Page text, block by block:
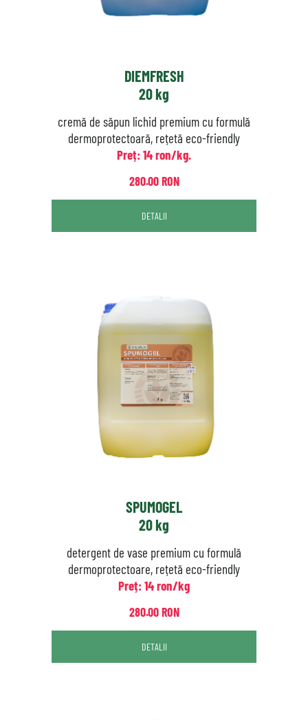
DIEMFRESH
20 kg
cremă de săpun lichid premium cu formulă
dermoprotectoară, rețetă eco-friendly
Preț: 14 ron/kg.
280.00 RON
DETALII
SPUMOGEL
20 kg
detergent de vase premium cu formulă
dermoprotectoare, rețetă eco-friendly
Preț: 14 ron/kg
280.00 RON
DETALII